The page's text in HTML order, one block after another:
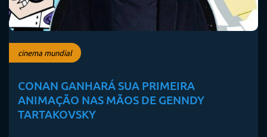
cinema mundial
CONAN GANHARÁ SUA PRIMEIRA
ANIMAÇÃO NAS MÃOS DE GENNDY
TARTAKOVSKY